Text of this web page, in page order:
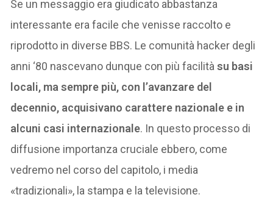
Se un messaggio era giudicato abbastanza
interessante era facile che venisse raccolto e
riprodotto in diverse BBS. Le comunità hacker degli
anni ‘80 nascevano dunque con più facilitàsu basi
locali, ma sempre più, con l’avanzare del
decennio, acquisivano carattere nazionale e in
alcuni casi internazionale. In questo processo di
diffusione importanza cruciale ebbero, come
vedremo nel corso del capitolo, i media
«tradizionali», la stampa e la televisione.